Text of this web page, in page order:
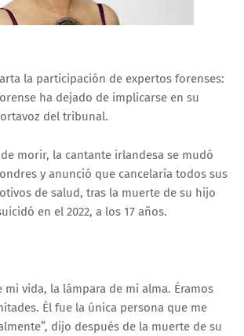
la participación de expertos forenses:
ha dejado de implicarse en su
del tribunal.
morir, la cantante irlandesa se mudó
y anunció que cancelaría todos sus
de salud, tras la muerte de su hijo
en el 2022, a los 17 años.
mi vida, la lámpara de mi alma. Éramos
Él fue la única persona que me
dijo después de la muerte de su